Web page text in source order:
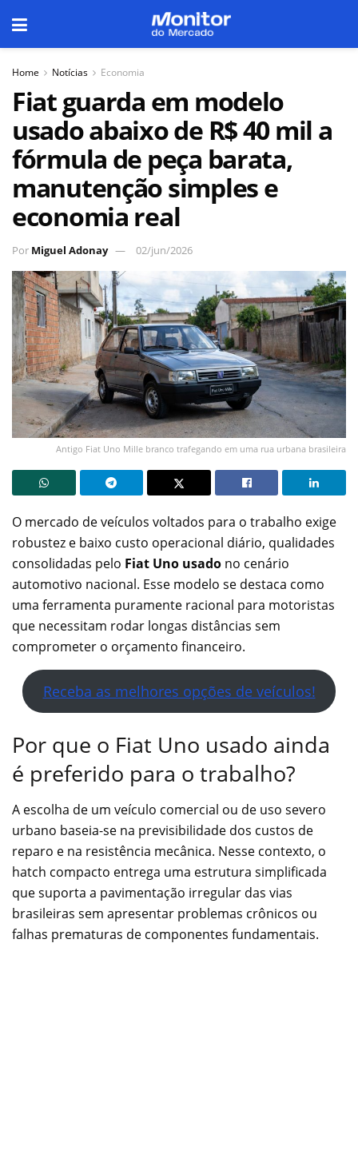
Home Notícias Economia
Fiat guarda em modelo
usado abaixo de R$ 40 mil a
fórmula de peça barata,
manutenção simples e
economia real
Por Miguel Adonay 02/jun/2026
Antigo Fiat Uno Mille branco trafegando em uma rua urbana brasileira
O mercado de veículos voltados para o trabalho exige
robustez e baixo custo operacional diário, qualidades
consolidadas pelo Fiat Uno usado no cenário
automotivo nacional. Esse modelo se destaca como
uma ferramenta puramente racional para motoristas
que necessitam rodar longas distâncias sem
comprometer o orçamento financeiro.
Receba as melhores opções de veículos!
Por que o Fiat Uno usado ainda
é preferido para o trabalho?
A escolha de um veículo comercial ou de uso severo
urbano baseia-se na previsibilidade dos custos de
reparo e na resistência mecânica. Nesse contexto, o
hatch compacto entrega uma estrutura simplificada
que suporta a pavimentação irregular das vias
brasileiras sem apresentar problemas crônicos ou
falhas prematuras de componentes fundamentais.